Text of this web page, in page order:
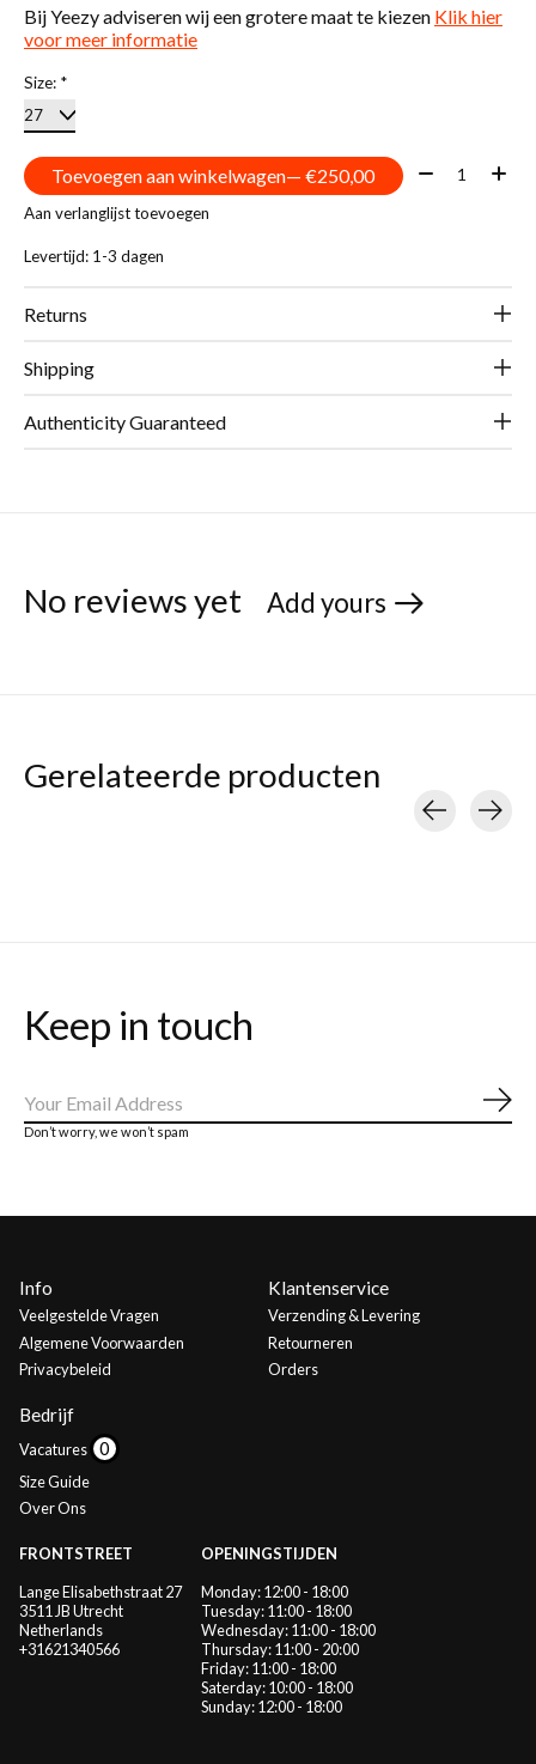
Bij Yeezy adviseren wij een grotere maat te kiezen Klik hier
voor meer informatie
Size: *
Toevoegen aan winkelwagen — €250,00 Aantal:
Aan verlanglijst toevoegen
Levertijd: 1-3 dagen
Returns
Shipping
Authenticity Guaranteed
No reviews yet Add yours
Gerelateerde producten
Keep in touch
Don’t worry, we won’t spam
Info
Veelgestelde Vragen
Algemene Voorwaarden
Privacybeleid
Klantenservice
Verzending & Levering
Retourneren
Orders
Bedrijf
Vacatures
Size Guide
Over Ons
FRONTSTREET
Lange Elisabethstraat 27
3511 JB Utrecht
Netherlands
+31621340566
OPENINGSTIJDEN
Monday: 12:00 - 18:00
Tuesday: 11:00 - 18:00
Wednesday: 11:00 - 18:00
Thursday: 11:00 - 20:00
Friday: 11:00 - 18:00
Saterday: 10:00 - 18:00
Sunday: 12:00 - 18:00